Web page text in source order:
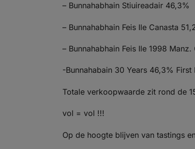
– Bunnahabhain Stiuireadair 46,3%
– Bunnahabhain Feis Ile Canasta
– Bunnahabhain Feis Ile 1998
-Bunnahabain 30 Years 46,3% First
Totale verkoopwaarde zit rond de
vol = vol !!!
Op de hoogte blijven van tastings